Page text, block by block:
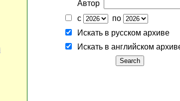
Автор
с
по
Искать в русском архиве
Искать в английском